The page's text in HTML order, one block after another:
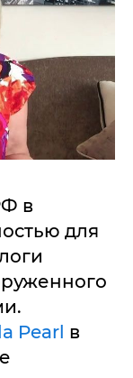
в
для
Pearl в